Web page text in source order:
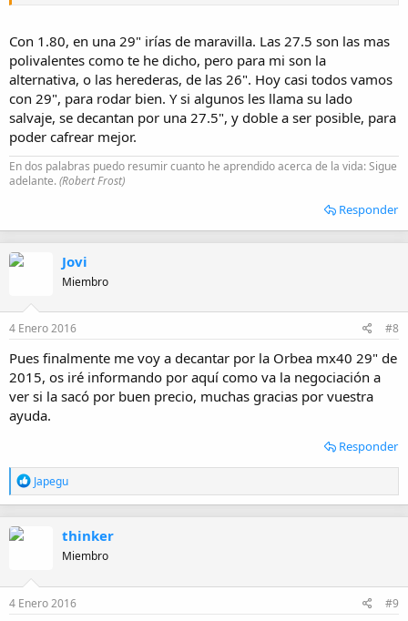
Con 1.80, en una 29" irías de maravilla. Las 27.5 son las mas
polivalentes como te he dicho, pero para mi son la
alternativa, o las herederas, de las 26". Hoy casi todos vamos
con 29", para rodar bien. Y si algunos les llama su lado
salvaje, se decantan por una 27.5", y doble a ser posible, para
poder cafrear mejor.
En dos palabras puedo resumir cuanto he aprendido acerca de la vida: Sigue
adelante.(Robert Frost)
Responder
Jovi
Miembro
4 Enero 2016 #8
Pues finalmente me voy a decantar por la Orbea mx40 29" de
2015, os iré informando por aquí como va la negociación a
ver si la sacó por buen precio, muchas gracias por vuestra
ayuda.
Responder
R
e
a
n
s
Japegu
thinker
Miembro
4 Enero 2016 #9